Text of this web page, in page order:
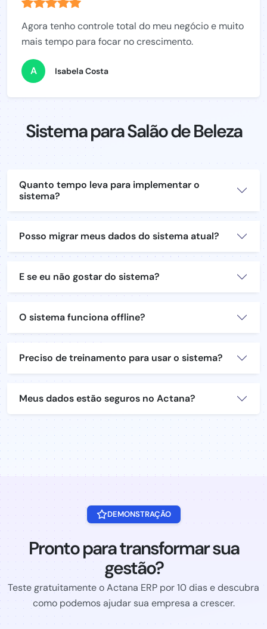
Agora tenho controle total do meu negócio e muito
mais tempo para focar no crescimento.
A Isabela Costa
Sistema para Salão de Beleza
Quanto tempo leva para implementar o
sistema?
Posso migrar meus dados do sistema atual?
E se eu não gostar do sistema?
O sistema funciona offline?
Preciso de treinamento para usar o sistema?
Meus dados estão seguros no Actana?
DEMONSTRAÇÃO
Pronto para transformar sua
gestão?
Teste gratuitamente o Actana ERP por 10 dias e descubra
como podemos ajudar sua empresa a crescer.